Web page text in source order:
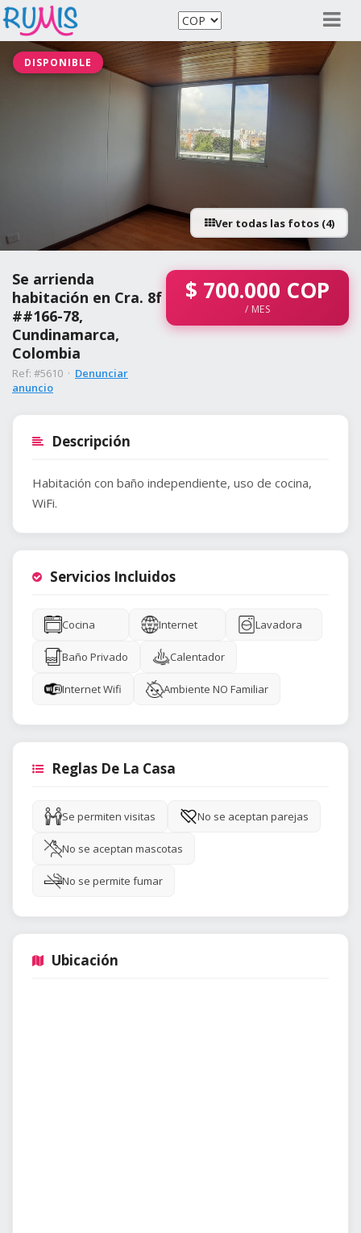
DISPONIBLE
Ver todas las fotos (4)
Se arrienda
habitación en Cra. 8f
##166-78,
Cundinamarca,
Colombia
Ref: #5610 · Denunciar
anuncio
$ 700.000 COP
/ MES
Descripción
Habitación con baño independiente, uso de cocina,
Servicios Incluidos
Cocina Internet Lavadora
Baño Privado Calentador
Internet Wifi Ambiente NO Familiar
Reglas De La Casa
Se permiten visitas No se aceptan parejas
No se aceptan mascotas
No se permite fumar
Ubicación